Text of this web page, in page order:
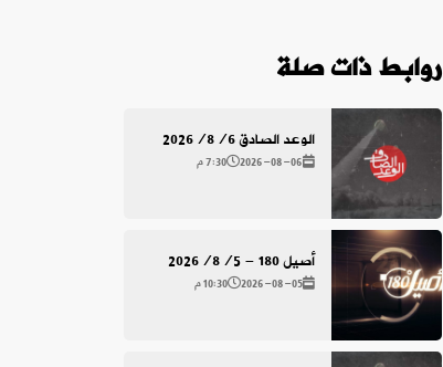
روابط ذات صلة
الوعد الصادق 2026/8/6
2026-08-06 7:30 م
أصيل 180 - 2026/8/5
2026-08-05 10:30 م